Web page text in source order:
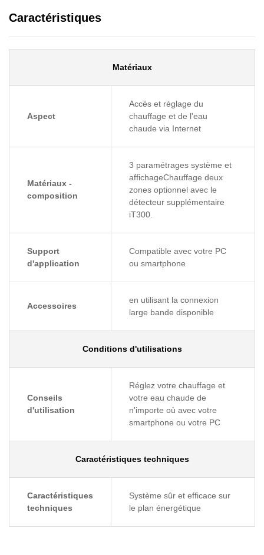
Caractéristiques
Matériaux
Aspect
Accès et réglage du
chauffage et de l'eau
chaude via Internet
Matériaux -
composition
3 paramétrages système et
affichageChauffage deux
zones optionnel avec le
détecteur supplémentaire
iT300.
Support
d'application
Compatible avec votre PC
ou smartphone
Accessoires
en utilisant la connexion
large bande disponible
Conditions d'utilisations
Conseils
d'utilisation
Réglez votre chauffage et
votre eau chaude de
n'importe où avec votre
smartphone ou votre PC
Caractéristiques techniques
Caractéristiques
techniques
Système sûr et efficace sur
le plan énergétique